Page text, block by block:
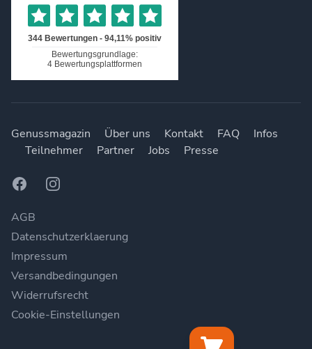
Genussmagazin Über uns Kontakt FAQ
Infos
Teilnehmer
Partner Jobs Presse
FacebookInstagram
AGB
Datenschutzerklaerung
Impressum
Versandbedingungen
Widerrufsrecht
Cookie-Einstellungen